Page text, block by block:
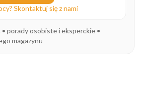
Skontaktuj się z nami
porady osobiste i eksperckie •
magazynu